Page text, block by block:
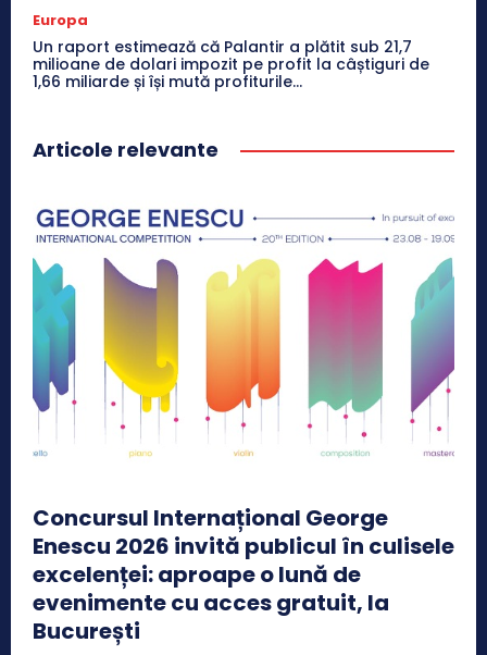
Europa
Un raport estimează că Palantir a plătit sub 21,7
milioane de dolari impozit pe profit la câștiguri de
1,66 miliarde și își mută profiturile...
Articole relevante
Concursul Internațional George
Enescu 2026 invită publicul în culisele
excelenței: aproape o lună de
evenimente cu acces gratuit, la
București